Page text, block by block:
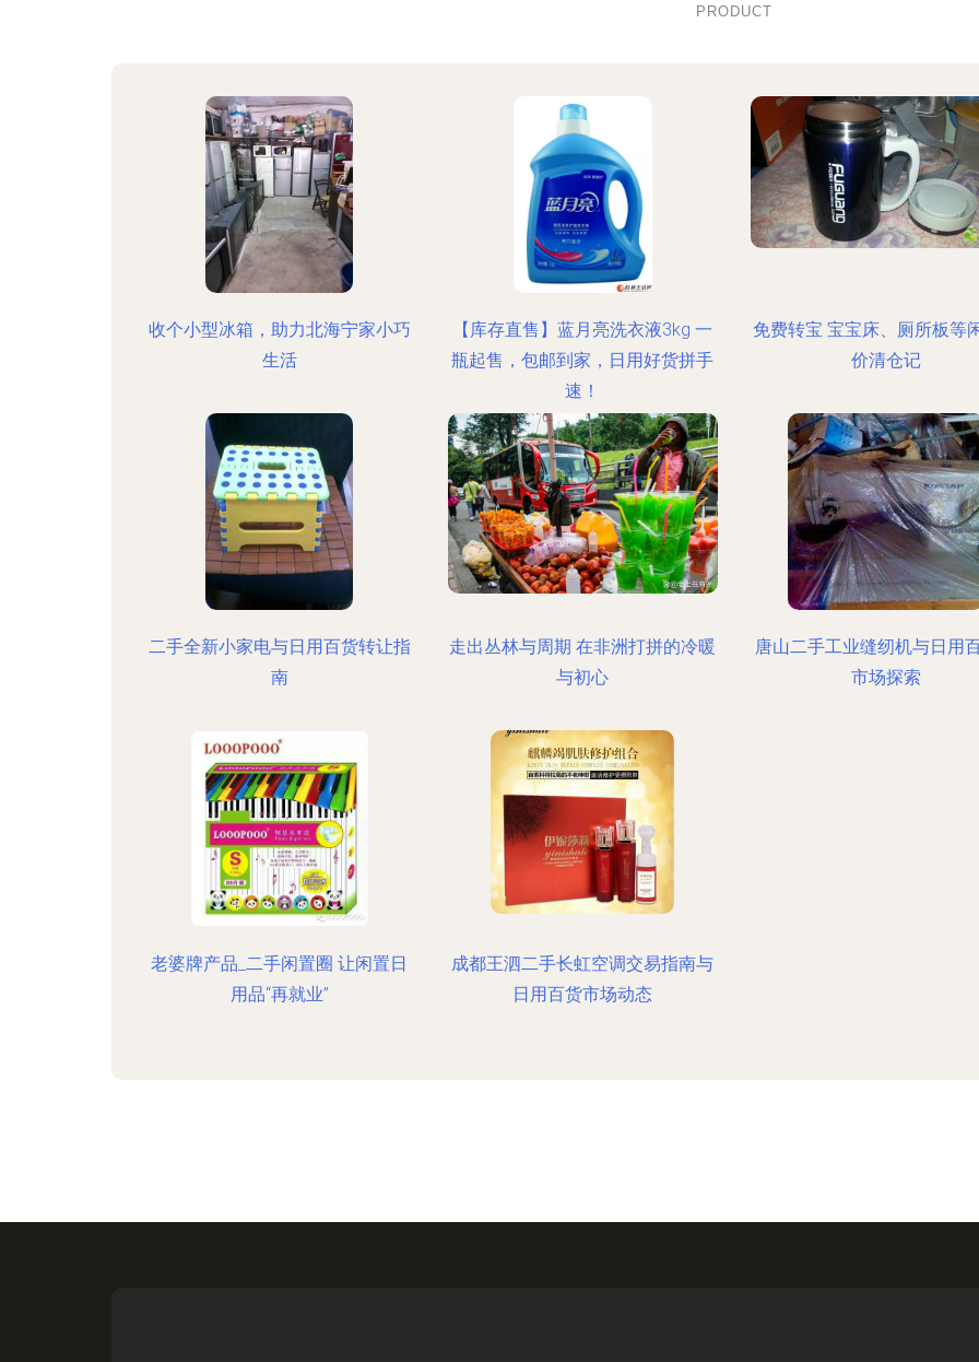
PRODUCT
收个小型冰箱，助力北海宁家小巧
生活
【库存直售】蓝月亮洗衣液3kg 一
瓶起售，包邮到家，日用好货拼手
速！
免费转宝 宝宝床、厕所板等
价清仓记
二手全新小家电与日用百货转让指
南
走出丛林与周期 在非洲打拼的冷暖
与初心
唐山二手工业缝纫机与日用
市场探索
老婆牌产品_二手闲置圈 让闲置日
用品“再就业”
成都王泗二手长虹空调交易指南与
日用百货市场动态